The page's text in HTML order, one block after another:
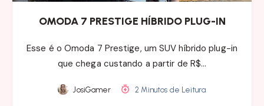
OMODA 7 PRESTIGE HÍBRIDO PLUG-IN
Esse é o Omoda 7 Prestige, um SUV híbrido plug-in
que chega custando a partir de R$…
JosiGamer 2 Minutos de Leitura